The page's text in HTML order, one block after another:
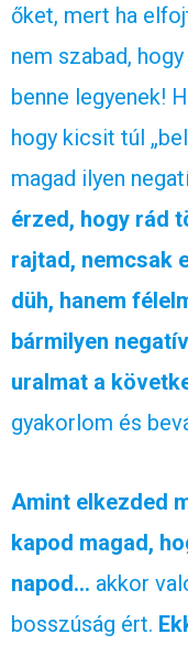
őket, mert ha
nem szabad,
benne legyenek!
hogy kicsit túl
magad ilyen
érzed, hogy rád
rajtad, nemcsak
düh, hanem
bármilyen
uralmat a
gyakorlom és
Amint elkezded
kapod magad,
napod… akkor
bosszúság ért.